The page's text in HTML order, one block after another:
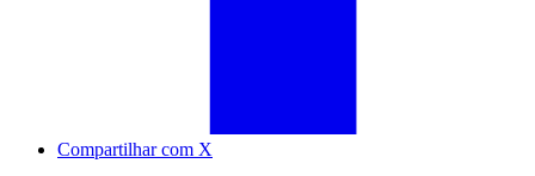
Compartilhar com X